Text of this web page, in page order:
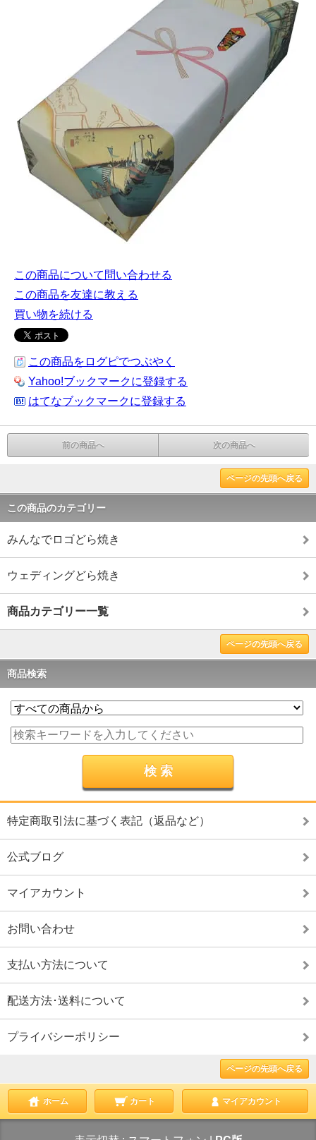
この商品について問い合わせる
この商品を友達に教える
買い物を続ける
この商品をログピでつぶやく
Yahoo!ブックマークに登録する
はてなブックマークに登録する
前の商品へ 次の商品へ
ページの先頭へ戻る
この商品のカテゴリー
みんなでロゴどら焼き
ウェディングどら焼き
商品カテゴリー一覧
ページの先頭へ戻る
商品検索
特定商取引法に基づく表記（返品など）
公式ブログ
マイアカウント
お問い合わせ
支払い方法について
配送方法･送料について
プライバシーポリシー
ページの先頭へ戻る
ホーム カート マイアカウント